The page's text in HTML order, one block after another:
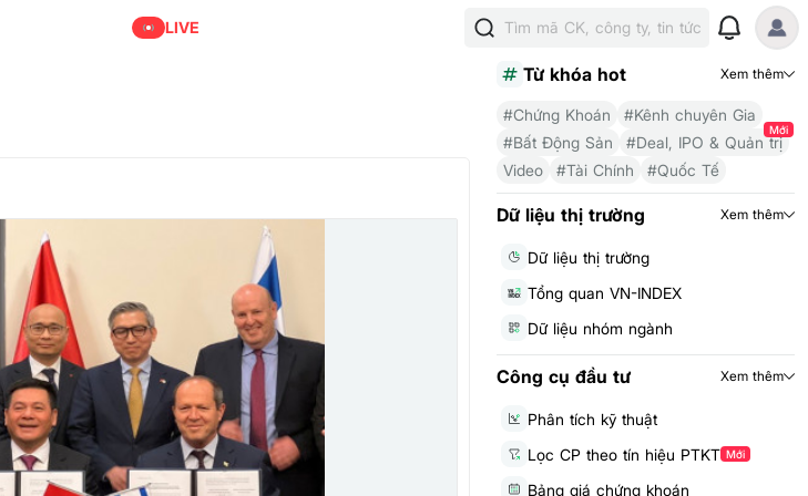
LIVE Tìm mã CK, công ty, tin tức
Từ khóa hot Xem thêm
#Chứng Khoán
#Kênh chuyên Gia
#Bất Động Sản
#Deal, IPO & Quản trị
Mới
Video #Tài Chính #Quốc Tế
Dữ liệu thị trường Xem thêm
Dữ liệu thị trường
Tổng quan VN-INDEX
Dữ liệu nhóm ngành
Công cụ đầu tư Xem thêm
Phân tích kỹ thuật
Lọc CP theo tín hiệu PTKT Mới
Bảng giá chứng khoán